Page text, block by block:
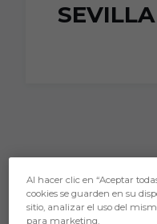
Al hacer clic en “Aceptar
cookies se guarden en su
sitio, analizar el uso del
para marketing.